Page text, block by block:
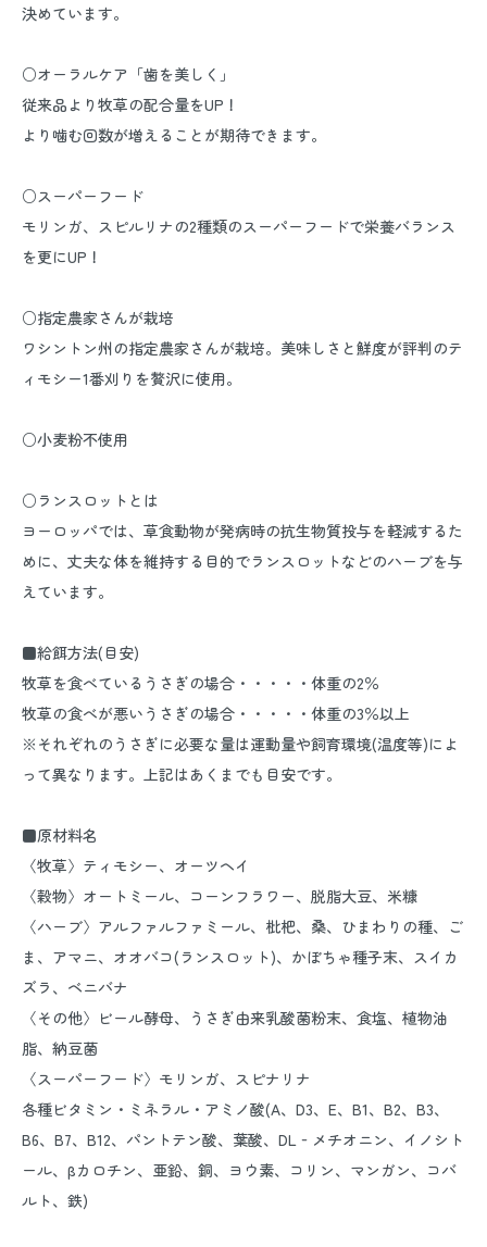
決めています。
○オーラルケア「歯を美しく」
従来品より牧草の配合量をUP！
より噛む回数が増えることが期待できます。
○スーパーフード
モリンガ、スピルリナの2種類のスーパーフードで栄養バランス
を更にUP！
○指定農家さんが栽培
ワシントン州の指定農家さんが栽培。美味しさと鮮度が評判のテ
ィモシー1番刈りを贅沢に使用。
○小麦粉不使用
○ランスロットとは
ヨーロッパでは、草食動物が発病時の抗生物質投与を軽減するた
めに、丈夫な体を維持する目的でランスロットなどのハーブを与
えています。
■給餌方法(目安)
牧草を食べているうさぎの場合・・・・・体重の2％
牧草の食べが悪いうさぎの場合・・・・・体重の3％以上
※それぞれのうさぎに必要な量は運動量や飼育環境(温度等)によ
って異なります。上記はあくまでも目安です。
■原材料名
〈牧草〉ティモシー、オーツヘイ
〈穀物〉オートミール、コーンフラワー、脱脂大豆、米糠
〈ハーブ〉アルファルファミール、枇杷、桑、ひまわりの種、ご
ま、アマニ、オオバコ(ランスロット)、かぼちゃ種子末、スイカ
ズラ、ベニバナ
〈その他〉ビール酵母、うさぎ由来乳酸菌粉末、食塩、植物油
脂、納豆菌
〈スーパーフード〉モリンガ、スピナリナ
各種ビタミン・ミネラル・アミノ酸(A、D3、E、B1、B2、B3、
B6、B7、B12、パントテン酸、葉酸、DL‐メチオニン、イノシト
ール、βカロチン、亜鉛、銅、ヨウ素、コリン、マンガン、コバ
ルト、鉄)